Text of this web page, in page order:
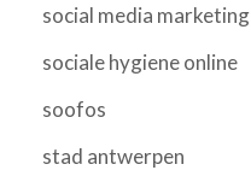
social media marketing
sociale hygiene online
soofos
stad antwerpen